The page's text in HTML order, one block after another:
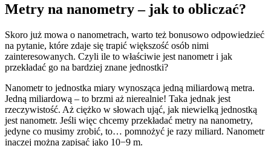
Metry na nanometry – jak to obliczać?
Skoro już mowa o nanometrach, warto też bonusowo odpowiedzieć
na pytanie, które zdaje się trapić większość osób nimi
zainteresowanych. Czyli ile to właściwie jest nanometr i jak
przekładać go na bardziej znane jednostki?
Nanometr to jednostka miary wynosząca jedną miliardową metra.
Jedną miliardową – to brzmi aż nierealnie! Taka jednak jest
rzeczywistość. Aż ciężko w słowach ująć, jak niewielką jednostką
jest nanometr. Jeśli więc chcemy przekładać metry na nanometry,
jedyne co musimy zrobić, to… pomnożyć je razy miliard. Nanometr
inaczej można zapisać jako 10−9 m.